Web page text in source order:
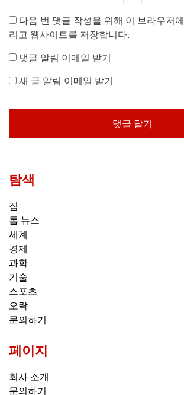
다음 번 댓글 작성을 위해 이 브라우저
리고 웹사이트를 저장합니다.
댓글 알림 이메일 받기
새 글 알림 이메일 받기
탐색
집
톱 뉴스
세계
경제
과학
기술
스포츠
오락
문의하기
페이지
회사 소개
문의하기